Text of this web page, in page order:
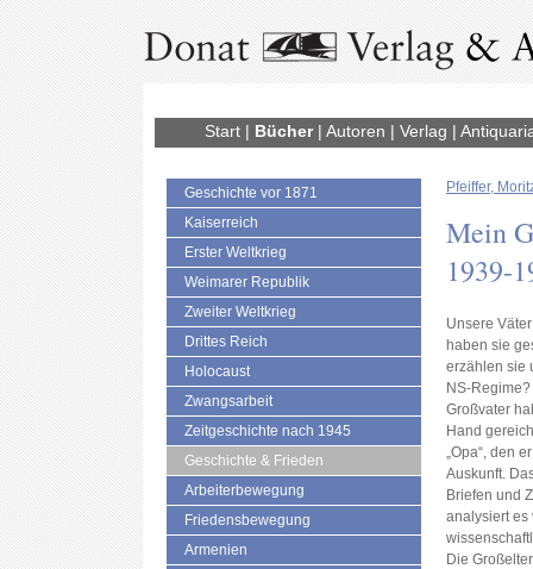
Start| Bücher| Autoren | Verlag |
Geschichte vor 1871
Kaiserreich
Erster Weltkrieg
Weimarer Republik
Zweiter Weltkrieg
Drittes Reich
Holocaust
Zwangsarbeit
Zeitgeschichte nach 1945
Geschichte & Frieden
Arbeiterbewegung
Friedensbewegung
Armenien
Pfeiffer,
Mein
1939-
Unsere
haben sie
erzählen sie
NS-
Großvater
Hand
„Opa“, den
Auskunft.
Briefen und
analysiert es
Die